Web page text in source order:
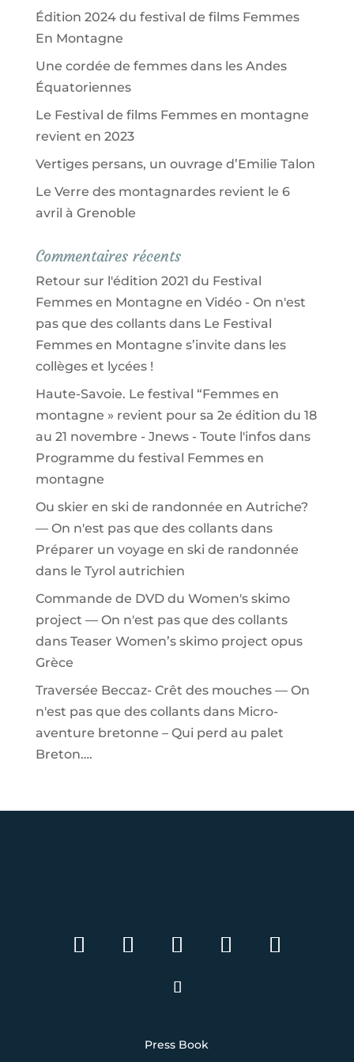
Édition 2024 du festival de films Femmes
En Montagne
Une cordée de femmes dans les Andes
Équatoriennes
Le Festival de films Femmes en montagne
revient en 2023
Vertiges persans, un ouvrage d’Emilie Talon
Le Verre des montagnardes revient le 6
avril à Grenoble
Commentaires récents
Retour sur l'édition 2021 du Festival
Femmes en Montagne en Vidéo - On n'est
pas que des collantsdans Le Festival
Femmes en Montagne s’invite dans les
collèges et lycées !
Haute-Savoie. Le festival “Femmes en
montagne » revient pour sa 2e édition du 18
au 21 novembre - Jnews - Toute l'infosdans
Programme du festival Femmes en
montagne
Ou skier en ski de randonnée en Autriche?
— On n'est pas que des collantsdans
Préparer un voyage en ski de randonnée
dans le Tyrol autrichien
Commande de DVD du Women's skimo
project — On n'est pas que des collants
dans Teaser Women’s skimo project opus
Grèce
Traversée Beccaz- Crêt des mouches — On
n'est pas que des collantsdans Micro-
aventure bretonne – Qui perd au palet
Breton….
Press Book